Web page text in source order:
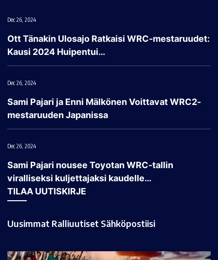
Dec 26, 2024
Ott Tänakin Ulosajo Ratkaisi WRC-mestaruudet:
Kausi 2024 Huipentui…
Dec 26, 2024
Sami Pajari ja Enni Mälkönen Voittavat WRC2-
mestaruuden Japanissa
Dec 26, 2024
Sami Pajari nousee Toyotan WRC-tallin
viralliseksi kuljettajaksi kaudelle…
TILAA UUTISKIRJE
Uusimmat Ralliuutiset Sähköpostiisi